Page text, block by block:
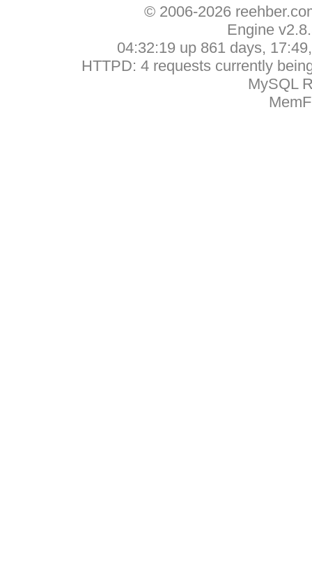
© 2006-2026
Engine
04:32:19 up 861 days,
HTTPD: 4 requests currently
MySQL